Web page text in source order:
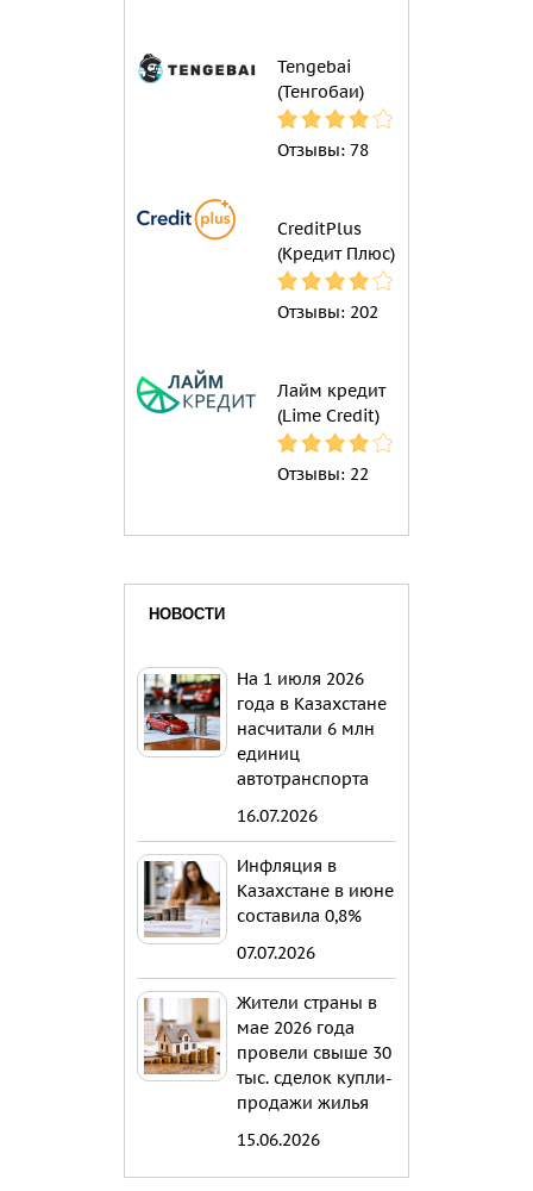
Tengebai
(Тенгобаи)
Отзывы: 78
CreditPlus
(Кредит Плюс)
Отзывы: 202
Лайм кредит
(Lime Credit)
Отзывы: 22
НОВОСТИ
На 1 июля 2026
года в Казахстане
насчитали 6 млн
единиц
автотранспорта
16.07.2026
Инфляция в
Казахстане в июне
составила 0,8%
07.07.2026
Жители страны в
мае 2026 года
провели свыше 30
тыс. сделок купли-
продажи жилья
15.06.2026